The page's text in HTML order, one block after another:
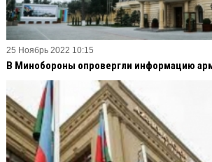
25 Ноябрь 2022 10:15
В Минобороны опровергли информацию